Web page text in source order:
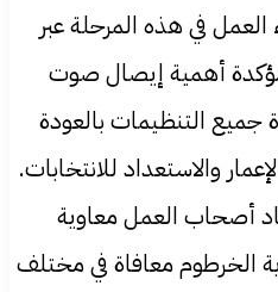
في هذه المرحلة عبر
مؤكدة أهمية إيصال صوت
جميع التنظيمات بالعودة
والاستعداد للانتخابات.
أصحاب العمل معاوية
الخرطوم معافاة في مختلف